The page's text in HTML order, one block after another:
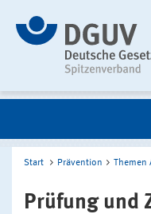
Start Prävention Themen
Prüfung und